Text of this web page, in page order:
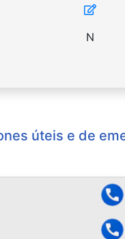
N
úteis e de